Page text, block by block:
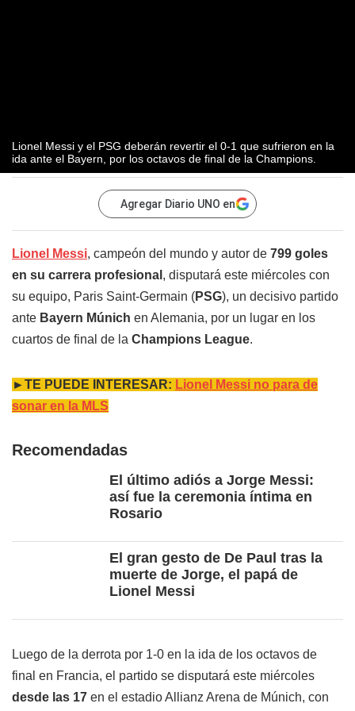
Lionel Messi y el PSG deberán revertir el 0-1 que sufrieron en la
ida ante el Bayern, por los octavos de final de la Champions.
Agregar Diario UNO en
Lionel Messi, campeón del mundo y autor de 799 goles
en su carrera profesional , disputará este miércoles con
su equipo, Paris Saint-Germain (PSG), un decisivo partido
ante Bayern Múnich en Alemania, por un lugar en los
cuartos de final de la Champions League.
►TE PUEDE INTERESAR: Lionel Messi no para de
sonar en la MLS
Recomendadas
El último adiós a Jorge Messi:
así fue la ceremonia íntima en
Rosario
El gran gesto de De Paul tras la
muerte de Jorge, el papá de
Lionel Messi
Luego de la derrota por 1-0 en la ida de los octavos de
final en Francia, el partido se disputará este miércoles
desde las 17 en el estadio Allianz Arena de Múnich, con